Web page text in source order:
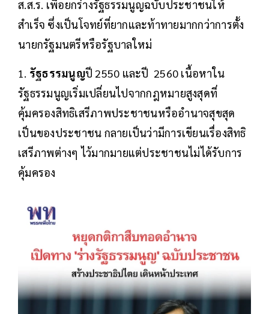
ส.ส.ร. เพื่อยกร่างรัฐธรรมนูญฉบับประชาชนให้
สำเร็จ ซึ่งเป็นโจทย์ที่ยากและท้าทายมากกว่าการตั้ง
นายกรัฐมนตรีหรือรัฐบาลใหม่
1. รัฐธรรมนูญปี 2550 และปี 2560 เนื้อหาใน
รัฐธรรมนูญเริ่มเปลี่ยนไปจากกฎหมายสูงสุดที่
คุ้มครองสิทธิเสรีภาพประชาชนหรืออำนาจสุขสุด
เป็นของประชาชน กลายเป็นว่ามีการเขียนเรื่องสิทธิ
เสรีภาพต่างๆ ไว้มากมายแต่ประชาชนไม่ได้รับการ
คุ้มครอง